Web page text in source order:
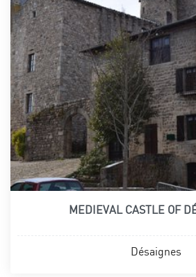
MEDIEVAL CASTLE OF
Désaignes